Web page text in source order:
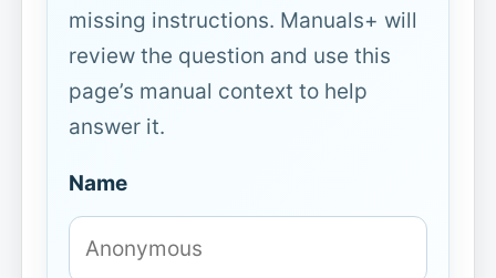
missing instructions. Manuals+ will
review the question and use this
page’s manual context to help
answer it.
Name